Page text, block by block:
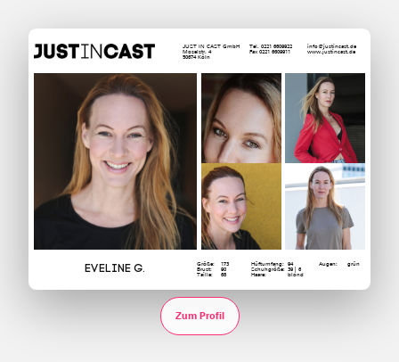
JUST IN CAST GmbH
Moselstr. 4
50674 Köln
Tel. 0221 6609922
Fax 0221 6609911
info@justincast.de
www.justincast.de
Eveline G. Größe: 173 Hüftumfang: 94 Augen: grün
Brust: 90 Schuhgröße: 39 | 6
Taille: 68 Haare: blond
Zum Profil